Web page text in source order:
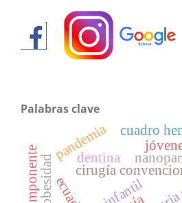
Palabras clave
cirugía
obesidad infantil
dentina
pandemia cuadro